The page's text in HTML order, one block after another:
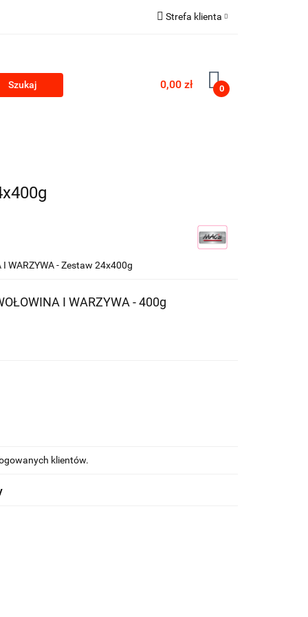
Strefa klienta
Zarejestruj się
Dodaj zgłoszenie
0,00 zł 0
WARZYWA - Zestaw 24x400g
I WARZYWA - 400g
klientów.